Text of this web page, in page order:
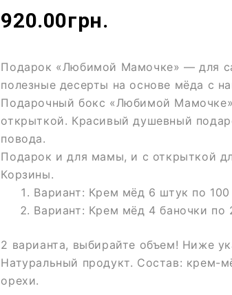
920.00грн.
Подарок «Любимой Мамочке» — для
полезные десерты на основе мёда с
Подарочный бокс «Любимой
открыткой. Красивый душевный
повода.
Подарок и для мамы, и с открыткой
Корзины.
Вариант: Крем мёд 6 штук по
Вариант: Крем мёд 4 баночки по
2 варианта, выбирайте объем! Ниже
Натуральный продукт. Состав: крем-
орехи.